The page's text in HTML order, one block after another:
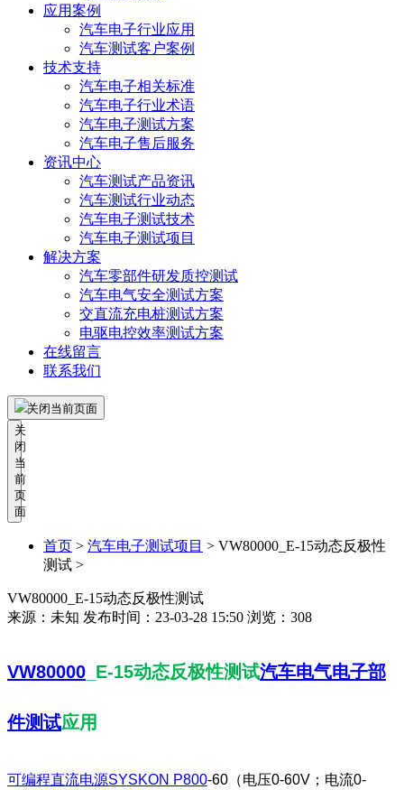
应用案例
汽车电子行业应用
汽车测试客户案例
技术支持
汽车电子相关标准
汽车电子行业术语
汽车电子测试方案
汽车电子售后服务
资讯中心
汽车测试产品资讯
汽车测试行业动态
汽车电子测试技术
汽车电子测试项目
解决方案
汽车零部件研发质控测试
汽车电气安全测试方案
交直流充电桩测试方案
电驱电控效率测试方案
在线留言
联系我们
关闭当前页面
关
闭
当
前
页
面
首页 > 汽车电子测试项目 > VW80000_​E-15动态反极性
测试 >
VW80000_​E-15动态反极性测试
来源：未知 发布时间：23-03-28 15:50 浏览：308
VW80000 _E-15动态反极性测试汽车电气电子部
件测试应用
可编程直流电源SYSKON P800-60（电压0-60V；电流0-